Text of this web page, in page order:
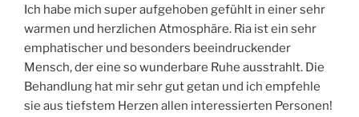
Ich habe mich super aufgehoben gefühlt in einer sehr
warmen und herzlichen Atmosphäre. Ria ist ein sehr
emphatischer und besonders beeindruckender
Mensch, der eine so wunderbare Ruhe ausstrahlt. Die
Behandlung hat mir sehr gut getan und ich empfehle
sie aus tiefstem Herzen allen interessierten Personen!